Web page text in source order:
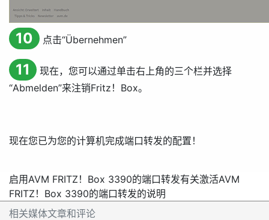
10 点击“Übernehmen”
11
现在，您可以通过单击右上角的三个栏并选择
“Abmelden”来注销Fritz！Box。
现在您已为您的计算机完成端口转发的配置！
启用AVM FRITZ！Box 3390的端口转发有关激活AVM
FRITZ！Box 3390的端口转发的说明
相关媒体文章和评论